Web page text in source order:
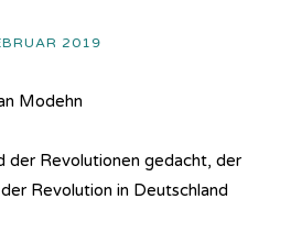
2019
Modehn
der Revolutionen gedacht, der
Revolution in Deutschland